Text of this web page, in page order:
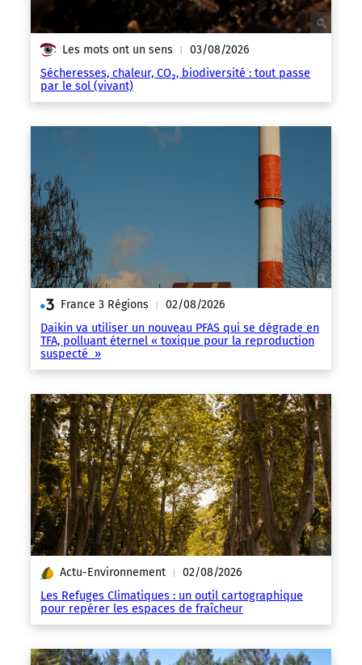
Les mots ont un sens | 03/08/2026
Sécheresses, chaleur, CO₂, biodiversité : tout passe
par le sol (vivant)
France 3 Régions | 02/08/2026
Daikin va utiliser un nouveau PFAS qui se dégrade en
TFA, polluant éternel « toxique pour la reproduction
suspecté »
Actu-Environnement | 02/08/2026
Les Refuges Climatiques : un outil cartographique
pour repérer les espaces de fraîcheur